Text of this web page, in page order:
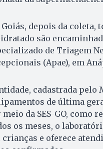
Goiás, depois da coleta,
são
de Triagem
(Apae), em
cadastrada pelo
de última
meio da SES-GO, como
os meses, o
e oferece